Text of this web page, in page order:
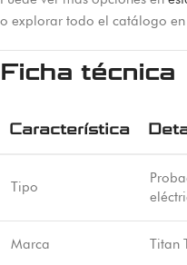
o explorar todo el catálogo en
Ficha técnica
Característica
Tipo
Marca Titan